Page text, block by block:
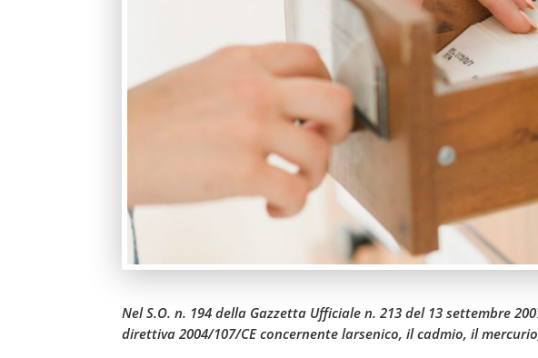
Nel S.O. n. 194 della Gazzetta Ufficiale n. 213 del 13 settembre
direttiva 2004/107/CE concernente larsenico, il cadmio, il